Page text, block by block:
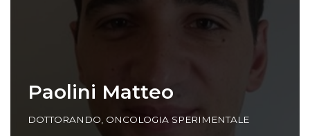
Paolini Matteo
DOTTORANDO, ONCOLOGIA SPERIMENTALE